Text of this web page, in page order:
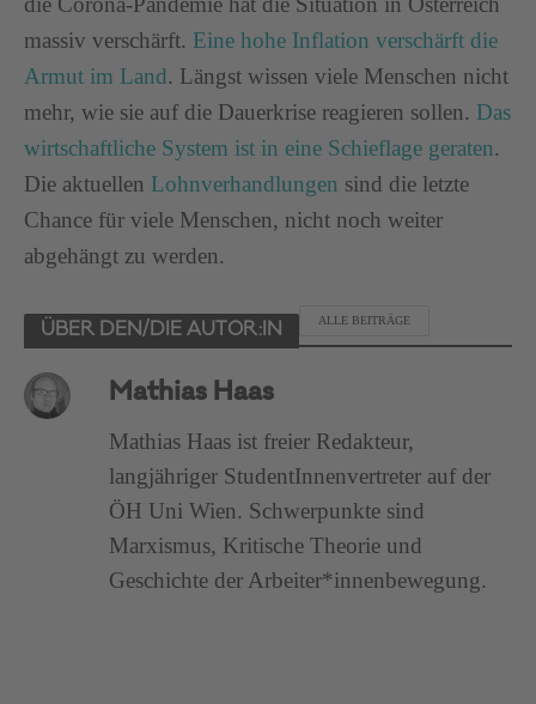
massiv verschärft. Eine hohe Inflation verschärft die
Armut im Land. Längst wissen viele Menschen nicht
mehr, wie sie auf die Dauerkrise reagieren sollen. Das
wirtschaftliche System ist in eine Schieflage geraten.
Die aktuellen Lohnverhandlungen sind die letzte
Chance für viele Menschen, nicht noch weiter
abgehängt zu werden.
ÜBER DEN/DIE AUTOR:IN
ALLE BEITRÄGE
Mathias Haas
Mathias Haas ist freier Redakteur,
langjähriger StudentInnenvertreter auf der
ÖH Uni Wien. Schwerpunkte sind
Marxismus, Kritische Theorie und
Geschichte der Arbeiter*innenbewegung.